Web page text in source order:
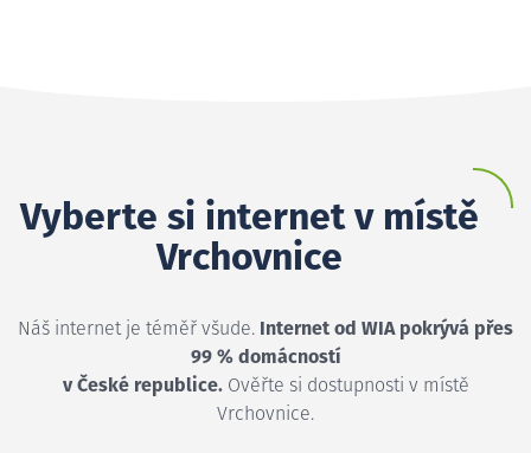
Vyberte si internet v místě
Vrchovnice
Náš internet je téměř všude. Internet od WIA pokrývá přes
99 % domácností
v České republice.Ověřte si dostupnosti v místě
Vrchovnice.